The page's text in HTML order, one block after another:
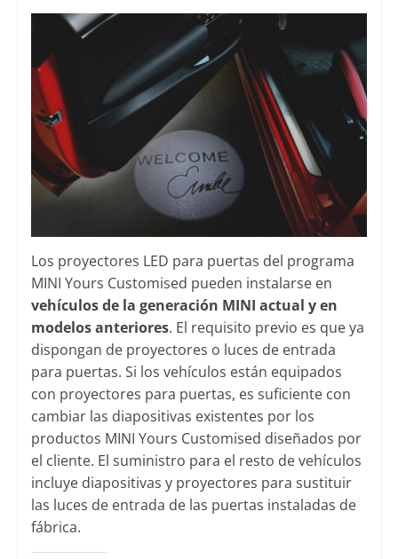
Los proyectores LED para puertas del programa
MINI Yours Customised pueden instalarse en
vehículos de la generación MINI actual y en
modelos anteriores. El requisito previo es que ya
dispongan de proyectores o luces de entrada
para puertas. Si los vehículos están equipados
con proyectores para puertas, es suficiente con
cambiar las diapositivas existentes por los
productos MINI Yours Customised diseñados por
el cliente. El suministro para el resto de vehículos
incluye diapositivas y proyectores para sustituir
las luces de entrada de las puertas instaladas de
fábrica.